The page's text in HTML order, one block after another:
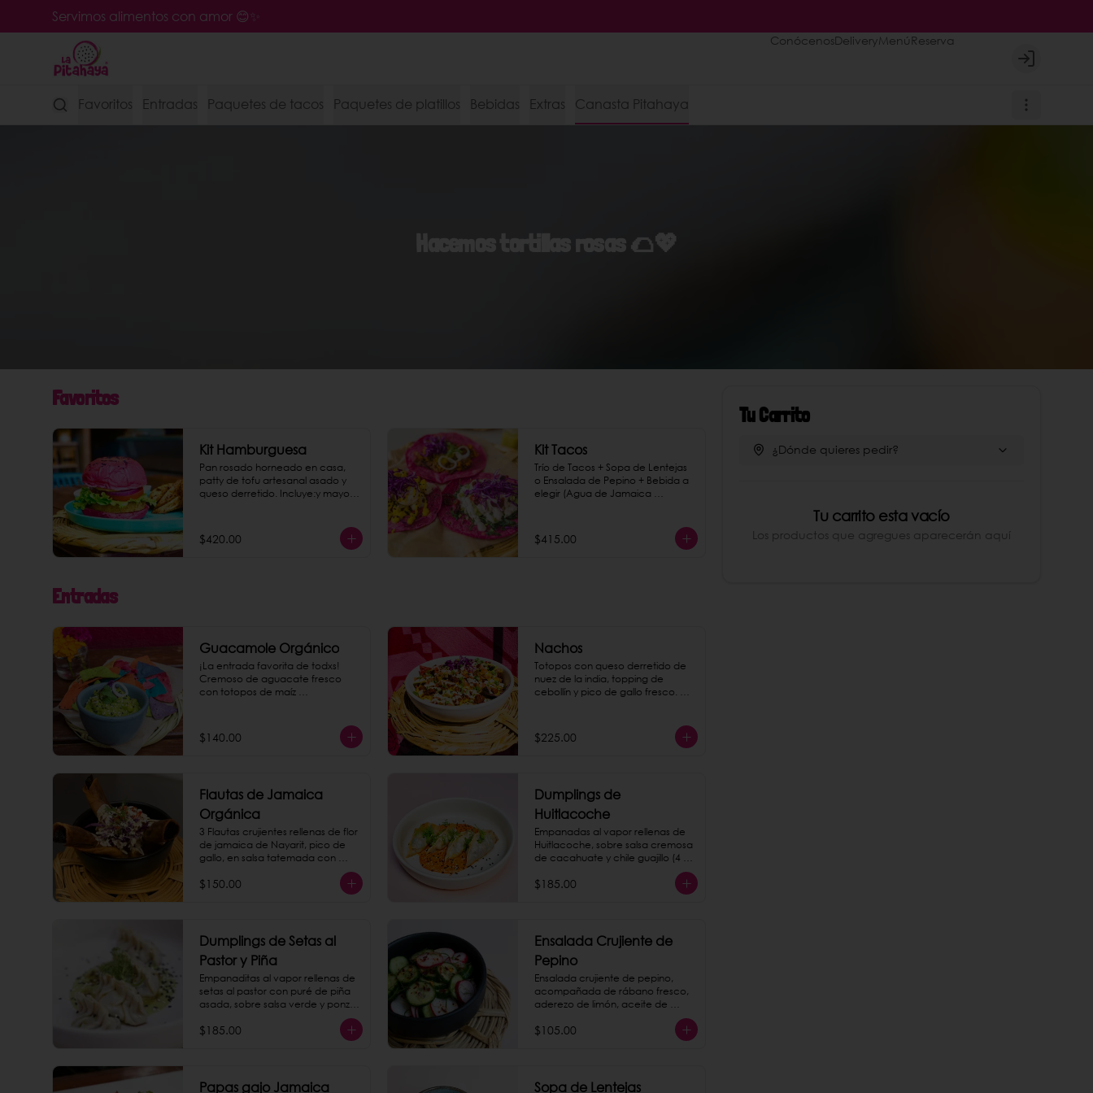
Servimos alimentos con amor 😊✨
ConócenosDeliveryMenúReserva
Login
Favoritos Entradas Paquetes de tacos Paquetes de platillos Bebidas Extras Canasta Pitahaya
Hacemos tortillas rosas 🌮💖
Favoritos
Kit Hamburguesa
Pan rosado horneado en casa,
patty de tofu artesanal asado y
queso derretido. Incluye:y mayo
$420.00
Kit Tacos
Trío de Tacos + Sopa de Lentejas
o Ensalada de Pepino + Bebida a
elegir (Agua de Jamaica
$415.00
Entradas
Guacamole Orgánico
¡La entrada favorita de todxs!
Cremoso de aguacate fresco
con totopos de maíz
$140.00
Nachos
Totopos con queso derretido de
nuez de la india, topping de
cebollín y pico de gallo fresco.
como extra.
$225.00
Flautas de Jamaica
Orgánica
3 Flautas crujientes rellenas de flor
de jamaica de Nayarit, pico de
gallo, en salsa tatemada con
$150.00
Dumplings de
Huitlacoche
Empanadas al vapor rellenas de
Huitlacoche, sobre salsa cremosa
de cacahuate y chile guajillo (4
$185.00
Dumplings de Setas al
Pastor y Piña
Empanaditas al vapor rellenas de
setas al pastor con puré de piña
asada, sobre salsa verde y ponzu.
$185.00
Ensalada Crujiente de
Pepino
Ensalada crujiente de pepino,
acompañada de rábano fresco,
aderezo de limón, aceite de
$105.00
Papas gajo Jamaica
Sopa de Lentejas
Tu Carrito
¿Dónde quieres pedir?
Tu carrito esta vacío
Los productos que agregues aparecerán aquí